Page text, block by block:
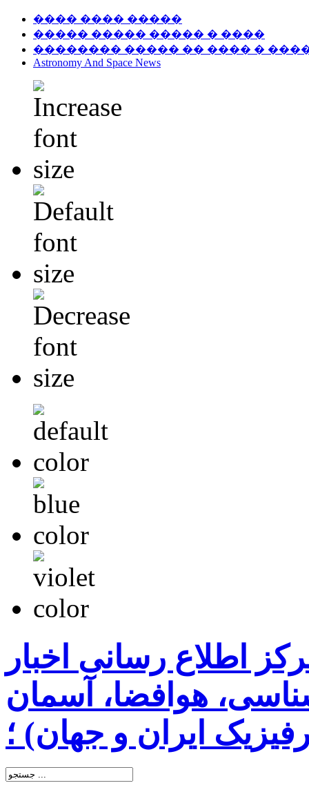
���� ���� �����
����� ����� ����� � ����
�������� ����� �� ���� �
Astronomy And Space News
اطلاع رسانی اخبار
هوافضا، آسمان
ایران و جهان) ؛